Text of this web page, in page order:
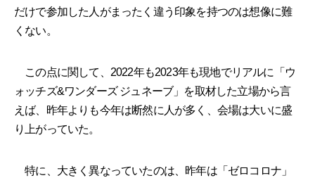
だけで参加した人がまったく違う印象を持つのは想像に難
くない。
この点に関して、2022年も2023年も現地でリアルに「ウ
ォッチズ&ワンダーズ ジュネーブ」を取材した立場から言
えば、昨年よりも今年は断然に人が多く、会場は大いに盛
り上がっていた。
特に、大きく異なっていたのは、昨年は「ゼロコロナ」